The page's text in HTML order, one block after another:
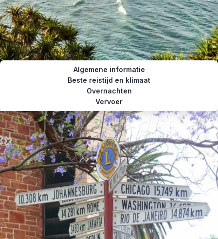
Algemene informatie
Beste reistijd en klimaat
Overnachten
Vervoer